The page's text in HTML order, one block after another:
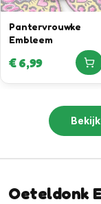
Pantervrouwke
Embleem
€6,99
Oeteldonk